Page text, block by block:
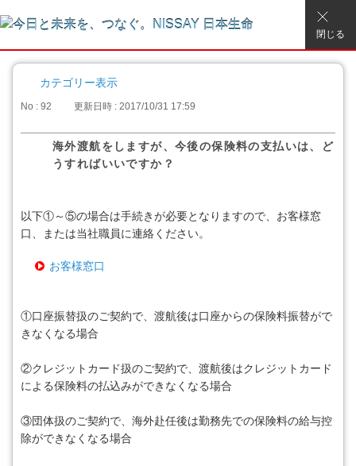
閉じる
カテゴリー表示
No : 92 更新日時 : 2017/10/31 17:59
海外渡航をしますが、今後の保険料の支払いは、ど
うすればいいですか？
以下①～⑤の場合は手続きが必要となりますので、お客様窓
口、または当社職員に連絡ください。
お客様窓口
①口座振替扱のご契約で、渡航後は口座からの保険料振替がで
きなくなる場合
②クレジットカード扱のご契約で、渡航後はクレジットカード
による保険料の払込みができなくなる場合
③団体扱のご契約で、海外赴任後は勤務先での保険料の給与控
除ができなくなる場合